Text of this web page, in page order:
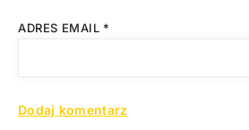
ADRES EMAIL *